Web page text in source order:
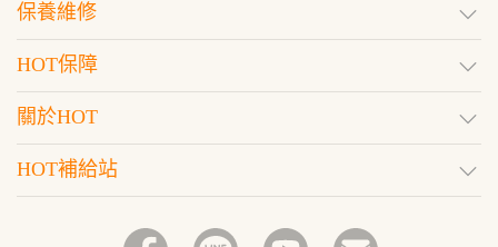
保養維修
HOT保障
關於HOT
HOT補給站